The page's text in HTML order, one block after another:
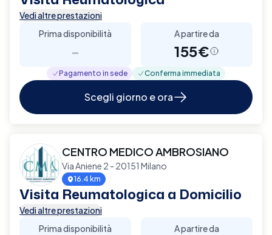
Vedi altre prestazioni
Prima disponibilità
-
A partire da
155€
Pagamento in sede Conferma immediata
Scegli giorno e ora
CENTRO MEDICO AMBROSIANO
Via Aniene 2 - 20151 Milano
16.4 km
Visita Reumatologica a Domicilio
Vedi altre prestazioni
Prima disponibilità
A partire da